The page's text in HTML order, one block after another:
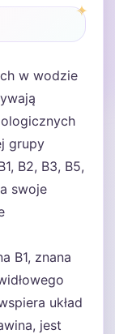
w wodzie
grupy
B2, B3, B5,
swoje
B1, znana
układ
jest